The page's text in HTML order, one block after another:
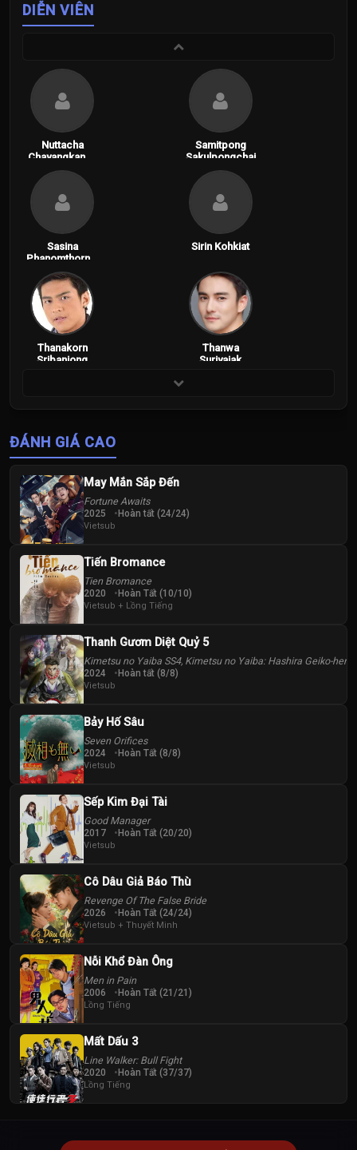
DIỄN VIÊN
Nuttacha
Chayangkanon
t
Samitpong
Sakulpongchai
Sasina
Phanomthornni
tkul
Sirin Kohkiat
Thanakorn
Sribanjong
Thanwa
Suriyajak
ĐÁNH GIÁ CAO
May Mắn Sắp Đến
Fortune Awaits
2025 Hoàn tất (24/24)
Vietsub
Tiến Bromance
Tien Bromance
2020 Hoàn Tất (10/10)
Vietsub + Lồng Tiếng
Thanh Gươm Diệt Quỷ 5
Kimetsu no Yaiba SS4, Kimetsu no Yaiba: Hashira Geiko-
2024 Hoàn tất (8/8)
Vietsub
Bảy Hố Sâu
Seven Orifices
2024 Hoàn Tất (8/8)
Vietsub
Sếp Kim Đại Tài
Good Manager
2017 Hoàn Tất (20/20)
Vietsub
Cô Dâu Giả Báo Thù
Revenge Of The False Bride
2026 Hoàn Tất (24/24)
Vietsub + Thuyết Minh
Nỗi Khổ Đàn Ông
Men in Pain
2006 Hoàn Tất (21/21)
Lồng Tiếng
Mất Dấu 3
Line Walker: Bull Fight
2020 Hoàn Tất (37/37)
Lồng Tiếng